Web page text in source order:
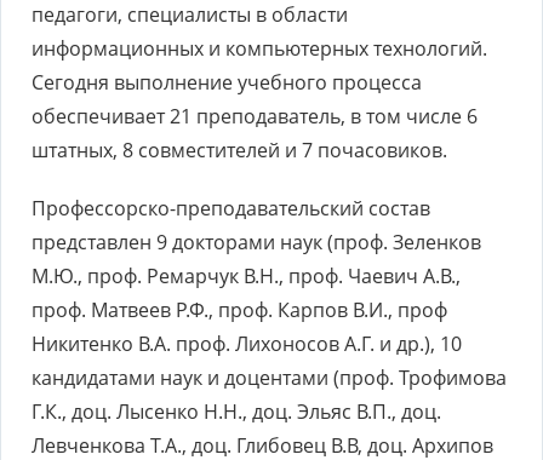
педагоги, специалисты в области
информационных и компьютерных технологий.
Сегодня выполнение учебного процесса
обеспечивает 21 преподаватель, в том числе 6
штатных, 8 совместителей и 7 почасовиков.
Профессорско-преподавательский состав
представлен 9 докторами наук (проф. Зеленков
М.Ю., проф. Ремарчук В.Н., проф. Чаевич А.В.,
проф. Матвеев Р.Ф., проф. Карпов В.И., проф
Никитенко В.А. проф. Лихоносов А.Г. и др.), 10
кандидатами наук и доцентами (проф. Трофимова
Г.К., доц. Лысенко Н.Н., доц. Эльяс В.П., доц.
Левченкова Т.А., доц. Глибовец В.В, доц. Архипов